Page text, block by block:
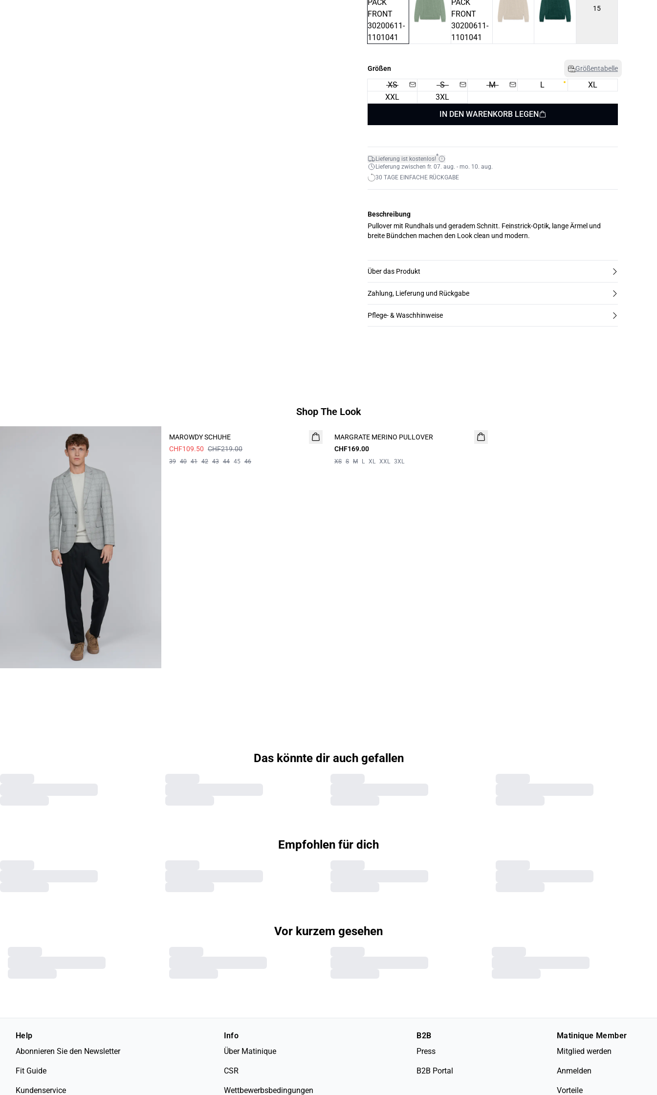
15
Größen Größentabelle
XS S M L
XL
XXL
3XL
IN DEN WARENKORB LEGEN
Lieferung ist kostenlos!*
Lieferung zwischen fr. 07. aug. - mo. 10. aug.
30 TAGE EINFACHE RÜCKGABE
Beschreibung
Pullover mit Rundhals und geradem Schnitt. Feinstrick-Optik, lange Ärmel und
breite Bündchen machen den Look clean und modern.
Über das Produkt
Zahlung, Lieferung und Rückgabe
Pflege- & Waschhinweise
Shop The Look
MAROWDY SCHUHE
CHF109.50 CHF219.00
39 40 41 42 43 44 45 46
MARGRATE MERINO PULLOVER
CHF169.00
XS S M L XL XXL 3XL
Das könnte dir auch gefallen
Empfohlen für dich
Vor kurzem gesehen
Help
Abonnieren Sie den Newsletter
Fit Guide
Kundenservice
Info
Über Matinique
CSR
Wettbewerbsbedingungen
B2B
Press
B2B Portal
Matinique Member
Mitglied werden
Anmelden
Vorteile